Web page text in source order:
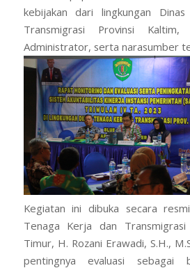
kebijakan dari lingkungan
Transmigrasi Provinsi
Administrator, serta narasumber
Kegiatan ini dibuka secara
Tenaga Kerja dan Transmigrasi
Timur, H. Rozani Erawadi, S.H.,
pentingnya evaluasi sebagai